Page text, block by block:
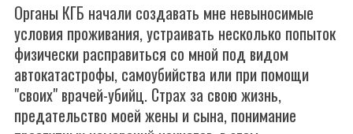
Органы КГБ начали создавать мне невыносимые
условия проживания, устраивать несколько попыток
физически расправиться со мной под видом
автокатастрофы, самоубийства или при помощи
"своих" врачей-убийц. Страх за свою жизнь,
предательство моей жены и сына, понимание